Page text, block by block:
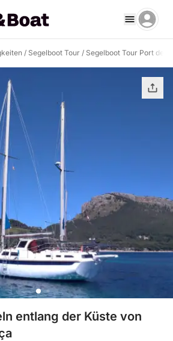
/ Segelboot Tour / Segelboot Tour Port de
entlang der Küste von